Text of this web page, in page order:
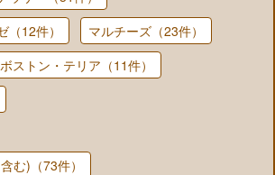
（12件）
マルチーズ（23件）
ボストン・テリア（11件）
む)（73件）